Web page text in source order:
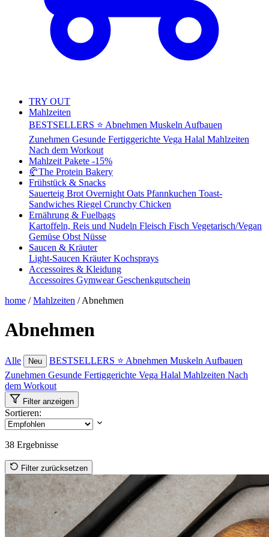
TRY OUT
Mahlzeiten
BESTSELLERS ⭐ Abnehmen Muskeln Aufbauen
Zunehmen Gesunde Fertiggerichte Vega Halal Mahlzeiten
Nach dem Workout
Mahlzeit Pakete -15%
🥐The Protein Bakery
Frühstück & Snacks
Sauerteig Brot Overnight Oats Pfannkuchen Toast-
Sandwiches Riegel Crunchy Chicken
Ernährung & Fuelbags
Kartoffeln, Reis und Nudeln Fleisch Fisch Vegetarisch/Vegan
Gemüse Obst Nüsse
Saucen & Kräuter
Light-Saucen KräuterKochsprays
Accessoires & Kleidung
Accessoires GymwearGeschenkgutschein
home / Mahlzeiten / Abnehmen
Abnehmen
Alle Neu BESTSELLERS ⭐ Abnehmen Muskeln Aufbauen
Zunehmen Gesunde Fertiggerichte Vega Halal Mahlzeiten Nach
dem Workout
Filter anzeigen
Sortieren:
38 Ergebnisse
Filter zurücksetzen